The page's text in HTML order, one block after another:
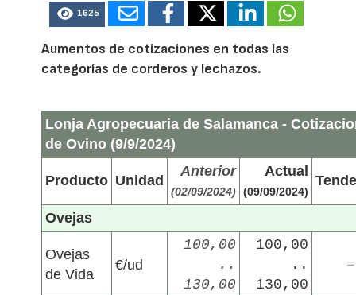
1625
Aumentos de cotizaciones en todas las
categorías de corderos y lechazos.
Lonja Agropecuaria de Salamanca -
de Ovino (9/9/2024)
Producto Unidad
Anterior
(02/09/2024)
Actual
(09/09/2024)
Ovejas
Ovejas
de Vida
€/ud
100,00
..
130,00
100,00
..
130,00
=